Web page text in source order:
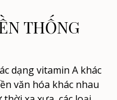
THỐNG
dạng vitamin A khác
văn hóa khác nhau